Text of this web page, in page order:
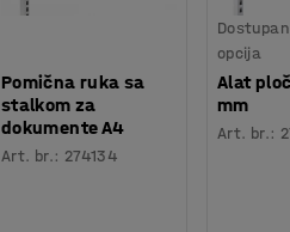
Pomična ruka sa
stalkom za
dokumente A4
Art. br.: 274134
opcija
Alat
mm
Art. br.: